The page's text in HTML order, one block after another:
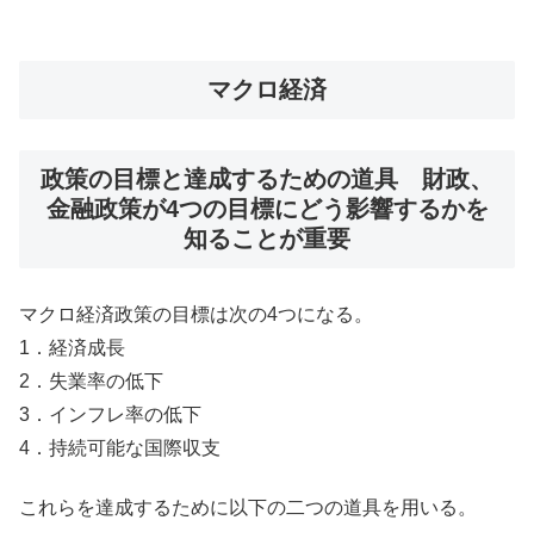
マクロ経済
政策の目標と達成するための道具 財政、
金融政策が4つの目標にどう影響するかを
知ることが重要
マクロ経済政策の目標は次の4つになる。
1．経済成長
2．失業率の低下
3．インフレ率の低下
4．持続可能な国際収支
これらを達成するために以下の二つの道具を用いる。